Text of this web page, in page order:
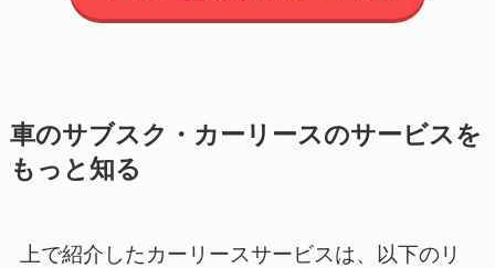
車のサブスク・カーリースのサービスを
もっと知る
上で紹介したカーリースサービスは、以下のリ